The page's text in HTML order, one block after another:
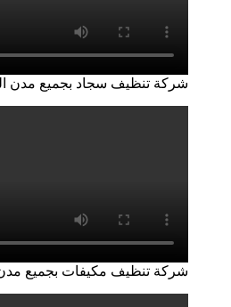
شركة تنظيف سجاد بجميع مدن
شركة تنظيف مكيفات بجميع